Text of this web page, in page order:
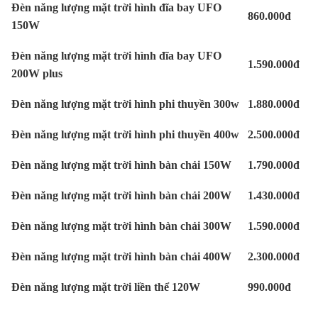
Đèn năng lượng mặt trời hình đĩa bay UFO
150W
860.000đ
Đèn năng lượng mặt trời hình đĩa bay UFO
200W plus
1.590.000đ
Đèn năng lượng mặt trời hình phi thuyền 300w 1.880.000đ
Đèn năng lượng mặt trời hình phi thuyền 400w 2.500.000đ
Đèn năng lượng mặt trời hình bàn chải 150W 1.790.000đ
Đèn năng lượng mặt trời hình bàn chải 200W 1.430.000đ
Đèn năng lượng mặt trời hình bàn chải 300W 1.590.000đ
Đèn năng lượng mặt trời hình bàn chải 400W 2.300.000đ
Đèn năng lượng mặt trời liền thể 120W 990.000đ